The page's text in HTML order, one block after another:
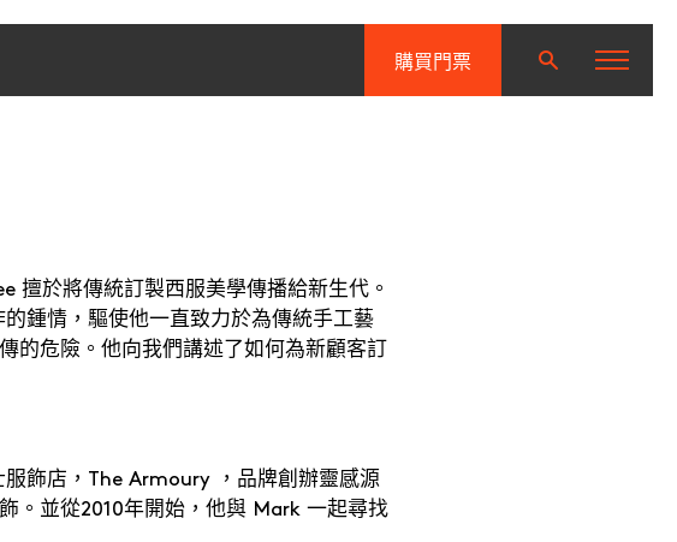
購買門票
擅於將傳統訂製西服美學傳播給新生代。
鍾情，驅使他一直致力於為傳統手工藝
的危險。他向我們講述了如何為新顧客訂
飾店，The Armoury ，品牌創辦靈感源
。並從2010年開始，他與 Mark 一起尋找
and